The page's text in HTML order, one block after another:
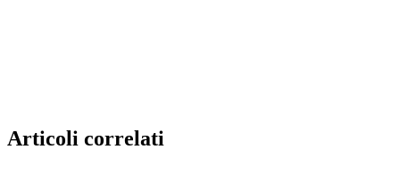
Articoli correlati